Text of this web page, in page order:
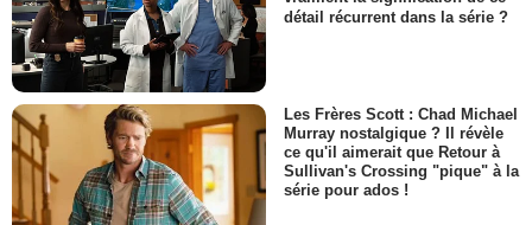
détail récurrent dans la série ?
Les Frères Scott : Chad Michael
Murray nostalgique ? Il révèle
ce qu'il aimerait que Retour à
Sullivan's Crossing "pique" à la
série pour ados !